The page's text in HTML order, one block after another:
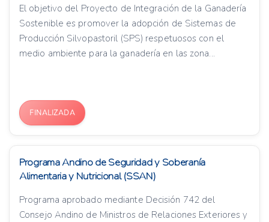
El objetivo del Proyecto de Integración de la Ganadería
Sostenible es promover la adopción de Sistemas de
Producción Silvopastoril (SPS) respetuosos con el
medio ambiente para la ganadería en las zona...
FINALIZADA
Programa Andino de Seguridad y Soberanía
Alimentaria y Nutricional (SSAN)
Programa aprobado mediante Decisión 742 del
Consejo Andino de Ministros de Relaciones Exteriores y